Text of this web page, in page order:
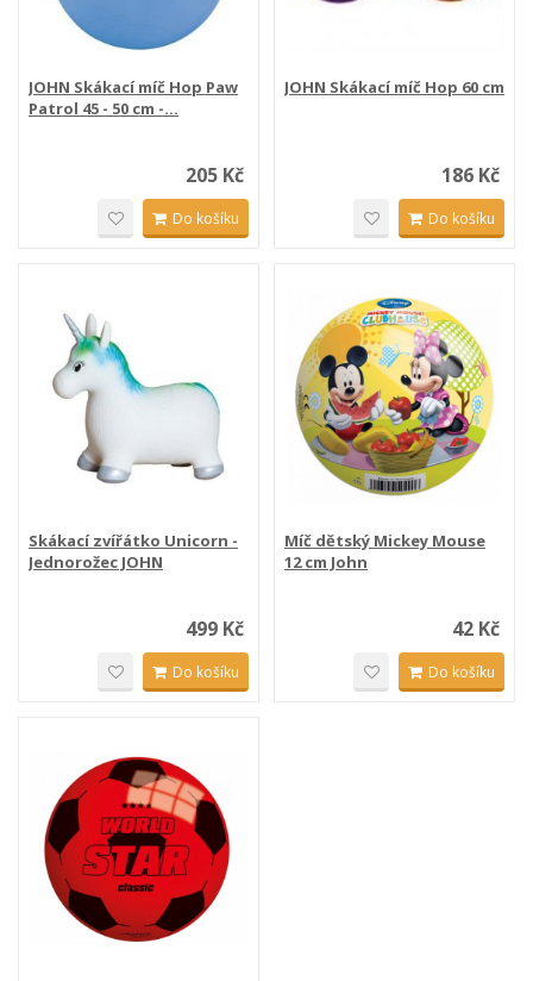
JOHN Skákací míč Hop Paw
Patrol 45 - 50 cm -...
205 Kč
Do košíku
JOHN Skákací míč Hop 60 cm
186 Kč
Do košíku
Skákací zvířátko Unicorn -
Jednorožec JOHN
499 Kč
Do košíku
Míč dětský Mickey Mouse
12 cm John
42 Kč
Do košíku